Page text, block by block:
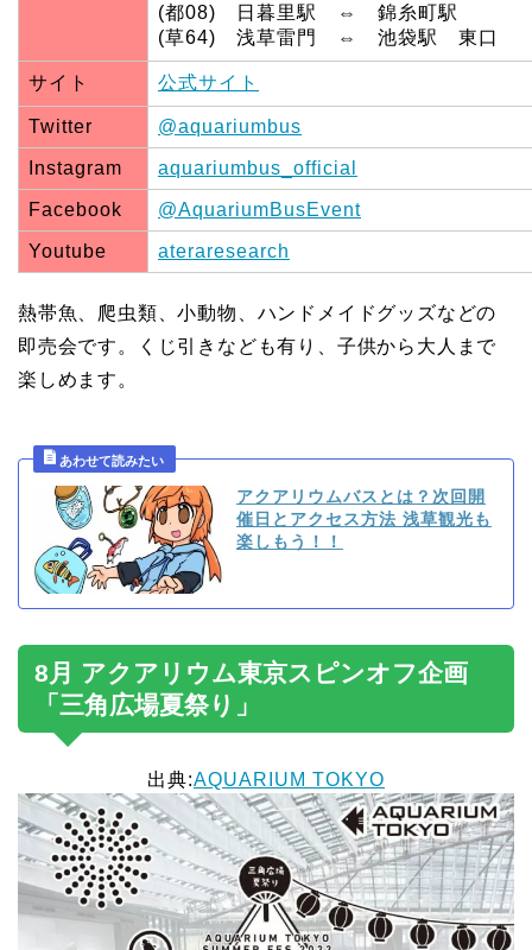
(都08) 日暮里駅 ⇔ 錦糸町駅
(草64) 浅草雷門 ⇔ 池袋駅 東口
サイト 公式サイト
Twitter @aquariumbus
Instagram aquariumbus_official
Facebook @AquariumBusEvent
Youtube ateraresearch
熱帯魚、爬虫類、小動物、ハンドメイドグッズなどの
即売会です。くじ引きなども有り、子供から大人まで
楽しめます。
アクアリウムバスとは？次回開
催日とアクセス方法 浅草観光も
楽しもう！！
8月 アクアリウム東京スピンオフ企画
「三角広場夏祭り」
出典:AQUARIUM TOKYO